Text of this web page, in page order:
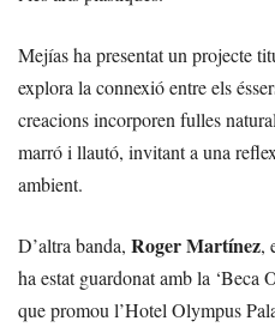
Mejías ha presentat un projecte
explora la connexió entre els
creacions incorporen fulles
marró i llautó, invitant a una
ambient.
D’altra banda, Roger Martínez,
ha estat guardonat amb la ‘Beca
que promou l’Hotel Olympus